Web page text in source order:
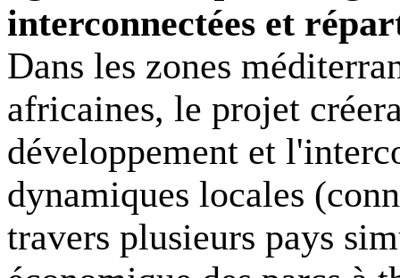
interconnectées et
Dans les zones
africaines, le projet
développement et
dynamiques locales
travers plusieurs pays